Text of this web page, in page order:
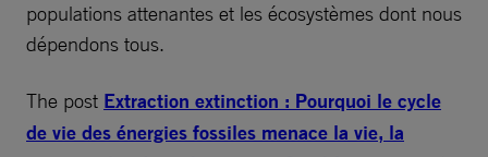
populations attenantes et les écosystèmes dont nous
dépendons tous.
The post Extraction extinction : Pourquoi le cycle
de vie des énergies fossiles menace la vie, la